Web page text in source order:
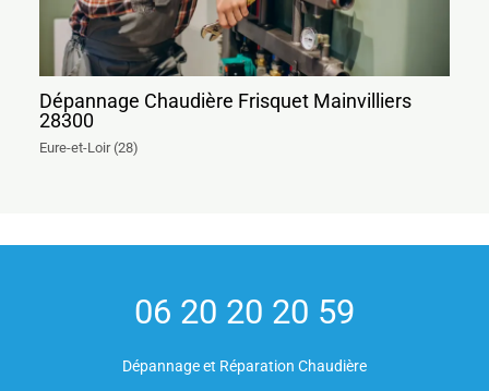
Dépannage Chaudière Frisquet Mainvilliers
28300
Eure-et-Loir (28)
06 20 20 20 59
Dépannage et Réparation Chaudière